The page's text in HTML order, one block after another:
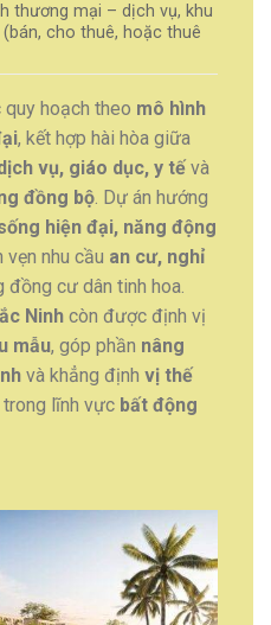
thương mại – dịch vụ, khu
cho thuê, hoặc thuê
hoạch theo mô hình
, kết hợp hài hòa giữa
vụ, giáo dục, y tế và
đồng bộ. Dự án hướng
hiện đại, năng động
nhu cầu an cư, nghỉ
đồng cư dân tinh hoa.
Ninh còn được định vị
mẫu, góp phần nâng
và khẳng định vị thế
trong lĩnh vực bất động